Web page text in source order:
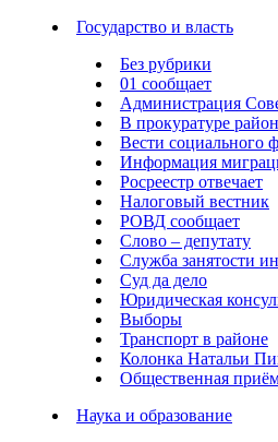
Государство и власть
Без рубрики
01 сообщает
Администрация
В прокуратуре
Вести социального
Информация
Росреестр отвечает
Налоговый вестник
РОВД сообщает
Слово – депутату
Служба занятости
Суд да дело
Юридическая
Выборы
Транспорт в районе
Колонка Натальи
Общественная
Наука и образование